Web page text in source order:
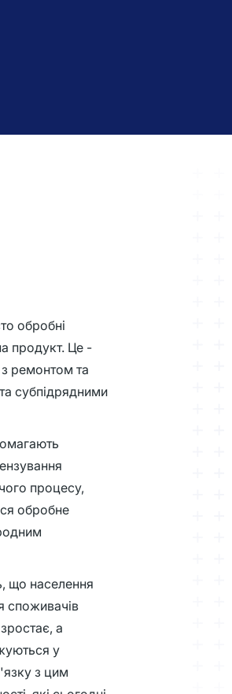
обробні
продукт. Це -
з ремонтом та
субпідрядними
процесу,
обробне
що населення
споживачів
а
у
з цим